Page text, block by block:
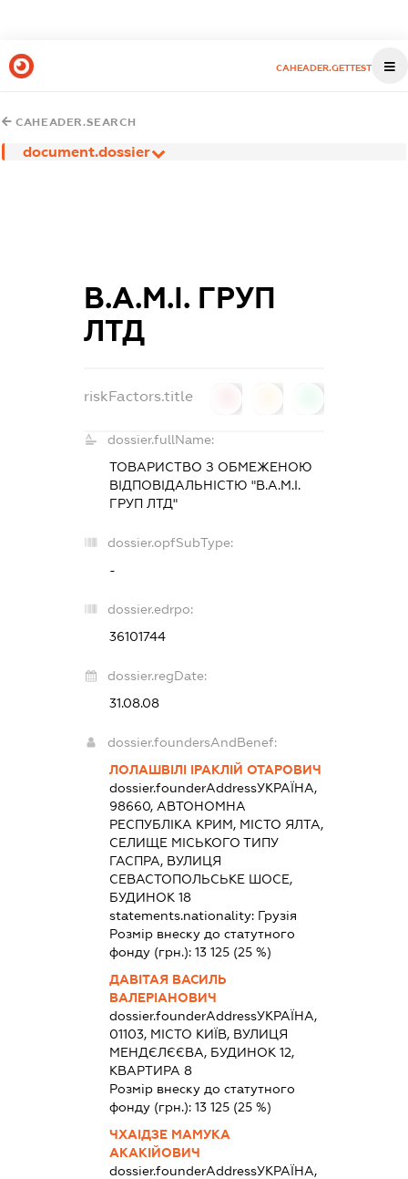
CAHEADER.GETTEST
CAHEADER.SEARCH
document.dossier
В.А.М.І. ГРУП
ЛТД
riskFactors.title
dossier.fullName:
ТОВАРИСТВО З ОБМЕЖЕНОЮ
ВІДПОВІДАЛЬНІСТЮ "В.А.М.І.
ГРУП ЛТД"
dossier.opfSubType:
-
dossier.edrpo:
36101744
dossier.regDate:
31.08.08
dossier.foundersAndBenef:
ЛОЛАШВІЛІ ІРАКЛІЙ ОТАРОВИЧ
dossier.founderAddressУКРАЇНА,
98660, АВТОНОМНА
РЕСПУБЛІКА КРИМ, МІСТО ЯЛТА,
СЕЛИЩЕ МІСЬКОГО ТИПУ
ГАСПРА, ВУЛИЦЯ
СЕВАСТОПОЛЬСЬКЕ ШОСЕ,
БУДИНОК 18
statements.nationality: Грузія
Розмір внеску до статутного
фонду (грн.): 13 125(25 %)
ДАВІТАЯ ВАСИЛЬ
ВАЛЕРІАНОВИЧ
dossier.founderAddressУКРАЇНА,
01103, МІСТО КИЇВ, ВУЛИЦЯ
МЕНДЄЛЄЄВА, БУДИНОК 12,
КВАРТИРА 8
Розмір внеску до статутного
фонду (грн.): 13 125(25 %)
ЧХАІДЗЕ МАМУКА
АКАКІЙОВИЧ
dossier.founderAddressУКРАЇНА,